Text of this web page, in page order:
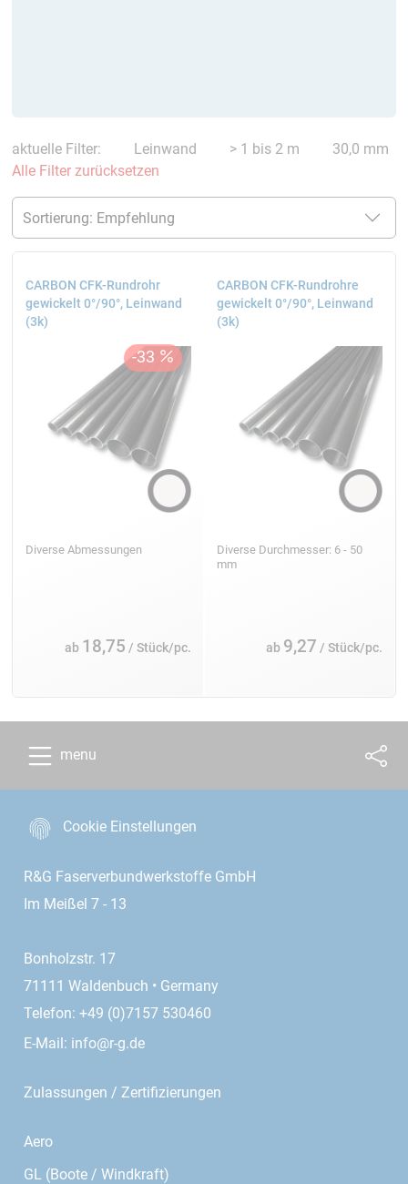
aktuelle Filter: Leinwand > 1 bis 2 m
30,0 mm
Alle Filter zurücksetzen
CARBON CFK-Rundrohr
gewickelt 0°/90°, Leinwand
(3k)
Diverse Abmessungen
ab 18,75 / Stück/pc.
CARBON CFK-Rundrohre
gewickelt 0°/90°, Leinwand
(3k)
Diverse Durchmesser: 6 - 50
mm
ab 9,27 / Stück/pc.
menu
Cookie Einstellungen
R&G Faserverbundwerkstoffe GmbH
Im Meißel 7 - 13
Bonholzstr. 17
71111 Waldenbuch • Germany
Telefon: +49 (0)7157 530460
E-Mail: info@r-g.de
Zulassungen / Zertifizierungen
Aero
GL (Boote / Windkraft)